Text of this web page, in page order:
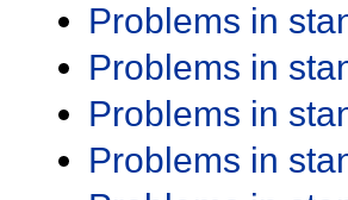
Problems in
Problems in
Problems in
Problems in